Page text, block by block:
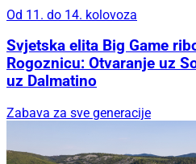
Od 11. do 14. kolovoza
Svjetska elita Big Game
Rogoznicu: Otvaranje uz
uz Dalmatino
Zabava za sve generacije